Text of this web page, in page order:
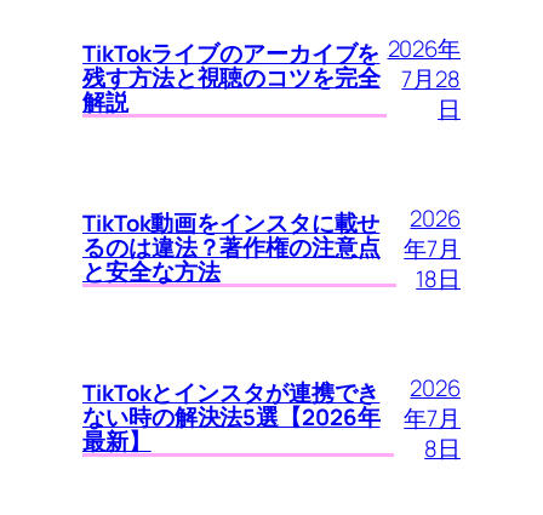
TikTokライブのアーカイブを
残す方法と視聴のコツを完全
解説
2026年
7月28
日
TikTok動画をインスタに載せ
るのは違法？著作権の注意点
と安全な方法
2026
年7月
18日
TikTokとインスタが連携でき
ない時の解決法5選【2026年
最新】
2026
年7月
8日